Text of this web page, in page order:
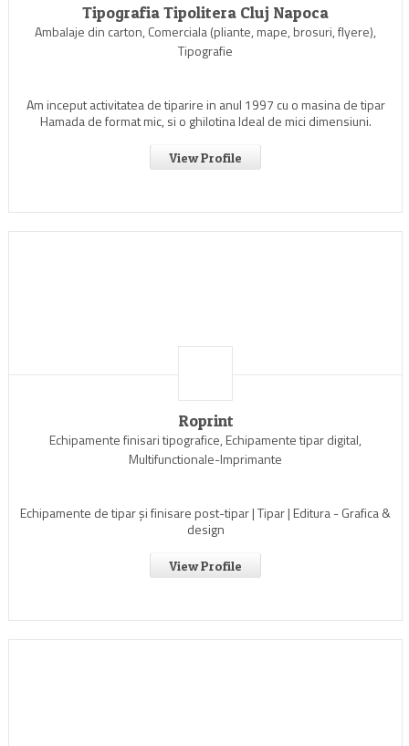
Tipografia Tipolitera Cluj Napoca
Ambalaje din carton, Comerciala (pliante, mape, brosuri, flyere),
Tipografie
Am inceput activitatea de tiparire in anul 1997 cu o masina de tipar
Hamada de format mic, si o ghilotina Ideal de mici dimensiuni.
View Profile
Roprint
Echipamente finisari tipografice, Echipamente tipar digital,
Multifunctionale-Imprimante
Echipamente de tipar și finisare post-tipar | Tipar | Editura - Grafica &
design
View Profile